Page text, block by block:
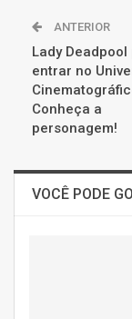
ANTERIOR
Lady Deadpool
entrar no
Conheça a
personagem!
VOCÊ PODE